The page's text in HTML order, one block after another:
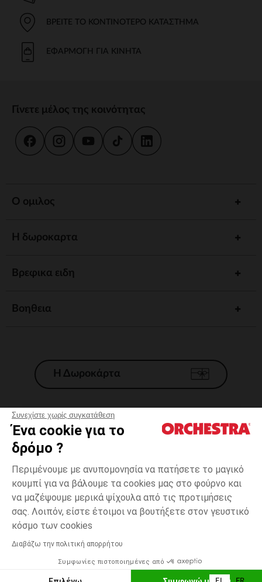
Συνεχίστε χωρίς συγκατάθεση
Ένα cookie για το
δρόμο ?
Περιμένουμε με ανυπομονησία να πατήσετε το μαγικό
κουμπί για να βάλουμε τα cookies μας στο φούρνο και
να μαζέψουμε μερικά ψίχουλα από τις προτιμήσεις
σας. Λοιπόν, είστε έτοιμοι να βουτήξετε στον γευστικό
κόσμο των cookies
Διαβάζω την πολιτική απορρήτου
Συμφωνίες πιστοποιημένες από
Μπέζ 20
Δυνατότητα πληρωμής με
ΠΡΟΣΘΉΚΗ ΣΤΟ ΚΑΛΆΘΙ
ΒΡΕΊΤΕ ΤΟ ΚΟΝΤΙΝΌΤΕΡΟ ΚΑΤΆΣΤΗΜΑ
ΕΦΑΡΜΟΓΉ ΓΙΑ ΚΙΝΗΤΆ
Γίνετε μέλος της κοινότητας
Ο ομιλος
Η δωροκαρτα
Βρεφικα ειδη
Βοηθεια
Η Δωροκάρτα
Γενικοί 'Οροι Πώλησης
*Εμπορικες προσφορες
Προσωπικά δεδομένα
Διαχείρηση των cookies
Προσβασιμότητα: μη συμμορφούμενη
H Orchestra συμμετέχει στον κωδικά δεοντολογίας και στο σύστημα
μεσολάβησης της Γαλλικής Ομοσπονδίας Ηλεκτρονικού Εμπορίου.